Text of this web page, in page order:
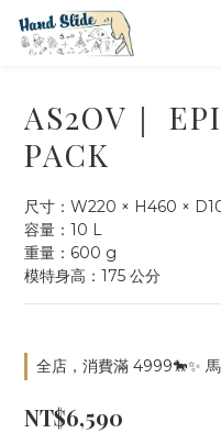
AS2OV｜
PACK
尺寸：W220 × H460 ×
容量：10 L
重量：600 g
模特身高：175 公分
全店，消費滿 4999🐎✨
NT$6,590